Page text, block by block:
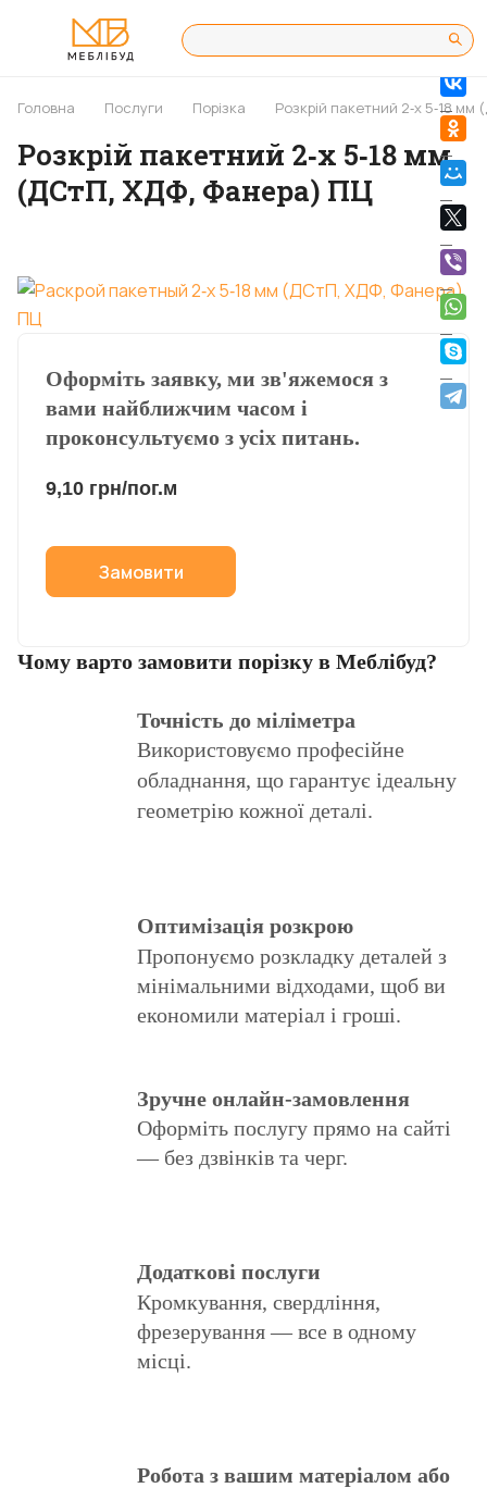
Головна Послуги Порізка Розкрій пакетний 2‐х 5‐18
Розкрій пакетний 2‐х 5‐18 мм
(ДСтП, ХДФ, Фанера) ПЦ
Оформіть заявку, ми зв'яжемося з
вами найближчим часом і
проконсультуємо з усіх питань.
9,10 грн/пог.м
Замовити
Чому варто замовити порізку в Меблібуд?
Точність до міліметра
Використовуємо професійне
обладнання, що гарантує ідеальну
геометрію кожної деталі.
Оптимізація розкрою
Пропонуємо розкладку деталей з
мінімальними відходами, щоб ви
економили матеріал і гроші.
Зручне онлайн-замовлення
Оформіть послугу прямо на сайті
— без дзвінків та черг.
Додаткові послуги
Кромкування, свердління,
фрезерування — все в одному
місці.
Робота з вашим матеріалом або